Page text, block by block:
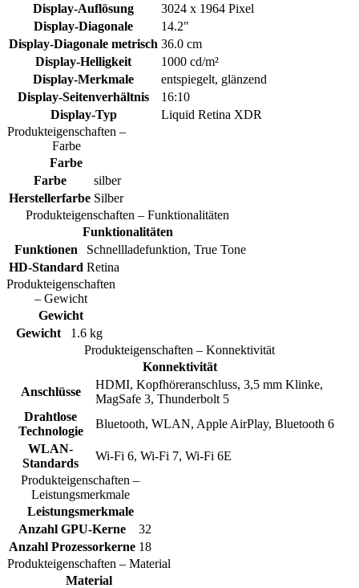
Display-Auflösung
3024 x 1964 Pixel
Display-Diagonale
14.2"
Display-Diagonale metrisch 36.0 cm
Display-Helligkeit
1000 cd/m²
Display-Merkmale
entspiegelt, glänzend
Display-Seitenverhältnis
16:10
Display-Typ
Liquid Retina XDR
Produkteigenschaften –
Farbe
Farbe
Farbe
silber
Herstellerfarbe Silber
Produkteigenschaften – Funktionalitäten
Funktionalitäten
Funktionen
Schnellladefunktion, True Tone
HD-Standard Retina
Produkteigenschaften
– Gewicht
Gewicht
Gewicht
1.6 kg
Produkteigenschaften – Konnektivität
Konnektivität
Anschlüsse
HDMI, Kopfhöreranschluss, 3,5 mm Klinke,
MagSafe 3, Thunderbolt 5
Drahtlose
Technologie
Bluetooth, WLAN, Apple AirPlay, Bluetooth 6
WLAN-
Standards
Wi-Fi 6, Wi-Fi 7, Wi-Fi 6E
Produkteigenschaften –
Leistungsmerkmale
Leistungsmerkmale
Anzahl GPU-Kerne
32
Anzahl Prozessorkerne 18
Produkteigenschaften – Material
Material